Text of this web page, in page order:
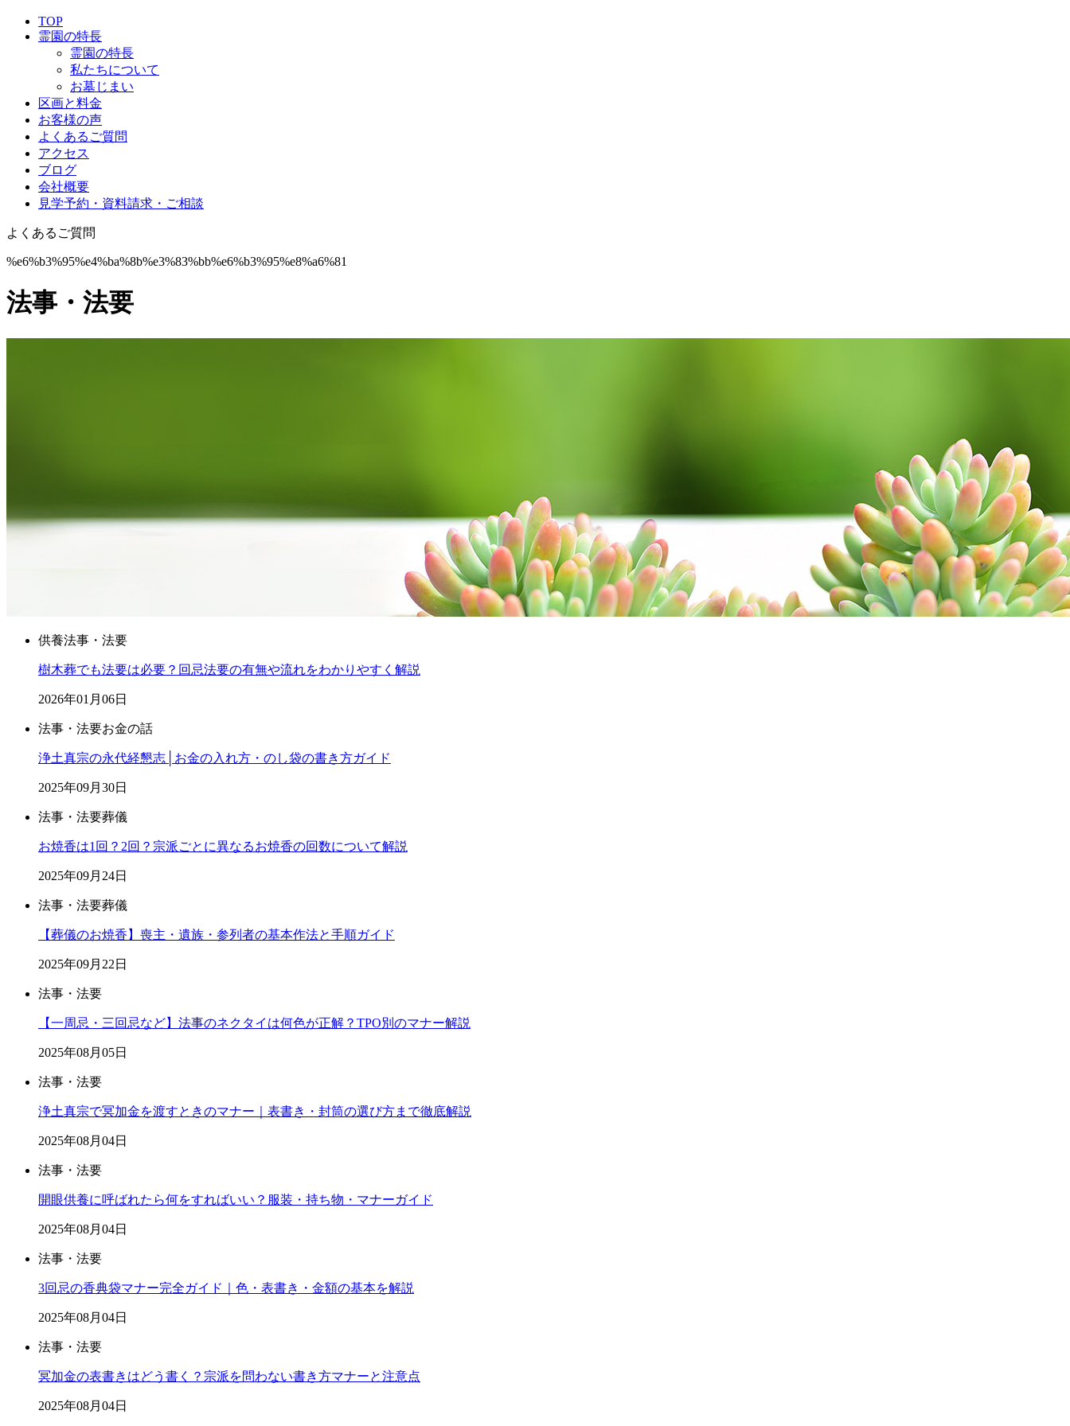
TOP
霊園の特長
霊園の特長
私たちについて
お墓じまい
区画と料金
お客様の声
よくあるご質問
アクセス
ブログ
会社概要
見学予約・資料請求・ご相談
よくあるご質問
%e6%b3%95%e4%ba%8b%e3%83%bb%e6%b3%95%e8%a6%81
法事・法要
供養法事・法要
樹木葬でも法要は必要？回忌法要の有無や流れをわかりやすく解説
2026年01月06日
法事・法要お金の話
浄土真宗の永代経懇志│お金の入れ方・のし袋の書き方ガイド
2025年09月30日
法事・法要葬儀
お焼香は1回？2回？宗派ごとに異なるお焼香の回数について解説
2025年09月24日
法事・法要葬儀
【葬儀のお焼香】喪主・遺族・参列者の基本作法と手順ガイド
2025年09月22日
法事・法要
【一周忌・三回忌など】法事のネクタイは何色が正解？TPO別のマナー解説
2025年08月05日
法事・法要
浄土真宗で冥加金を渡すときのマナー｜表書き・封筒の選び方まで徹底解説
2025年08月04日
法事・法要
開眼供養に呼ばれたら何をすればいい？服装・持ち物・マナーガイド
2025年08月04日
法事・法要
3回忌の香典袋マナー完全ガイド｜色・表書き・金額の基本を解説
2025年08月04日
法事・法要
冥加金の表書きはどう書く？宗派を問わない書き方マナーと注意点
2025年08月04日